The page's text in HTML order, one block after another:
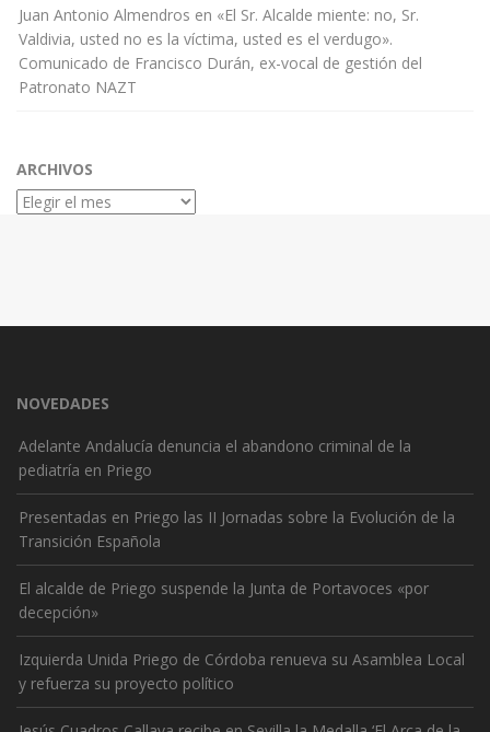
Juan Antonio Almendros en «El Sr. Alcalde miente: no, Sr.
Valdivia, usted no es la víctima, usted es el verdugo».
Comunicado de Francisco Durán, ex-vocal de gestión del
Patronato NAZT
ARCHIVOS
Archivos
NOVEDADES
Adelante Andalucía denuncia el abandono criminal de la
pediatría en Priego
Presentadas en Priego las II Jornadas sobre la Evolución de la
Transición Española
El alcalde de Priego suspende la Junta de Portavoces «por
decepción»
Izquierda Unida Priego de Córdoba renueva su Asamblea Local
y refuerza su proyecto político